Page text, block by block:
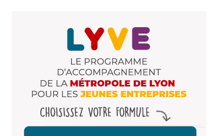
navigateur pour mon prochain commentaire.